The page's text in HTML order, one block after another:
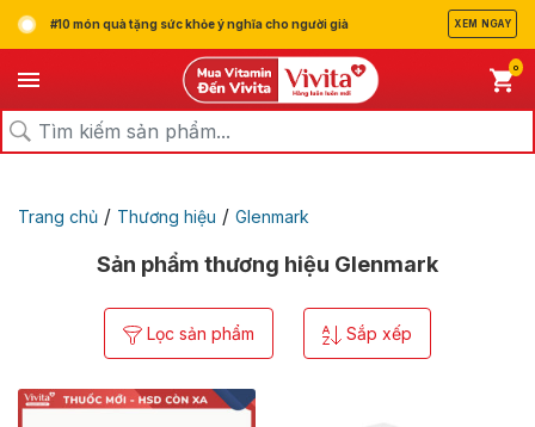
#10 món quà tặng sức khỏe ý nghĩa cho người già XEM NGAY
0
Trang chủ / Thương hiệu / Glenmark
Sản phẩm thương hiệu Glenmark
Lọc sản phẩm Sắp xếp